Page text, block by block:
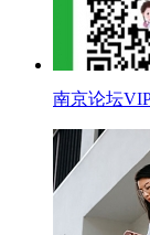
南京论坛